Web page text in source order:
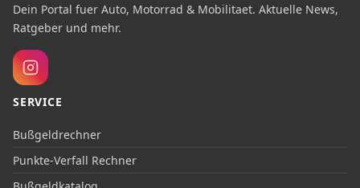
Dein Portal fuer Auto, Motorrad & Mobilitaet. Aktuelle News,
Ratgeber und mehr.
SERVICE
Bußgeldrechner
Punkte-Verfall Rechner